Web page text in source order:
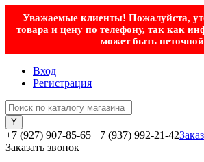
Уважаемые клиенты! Пожалуйста,
товара и цену по телефону, так как
может быть
Вход
Регистрация
+7 (927) 907-85-65 +7 (937) 992-21-42
Заказать звонок